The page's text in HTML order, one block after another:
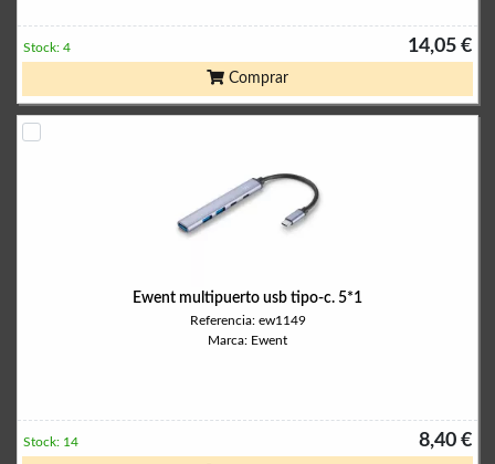
14,05 €
Stock: 4
Comprar
Ewent multipuerto usb tipo-c. 5*1
Referencia: ew1149
Marca: Ewent
8,40 €
Stock: 14